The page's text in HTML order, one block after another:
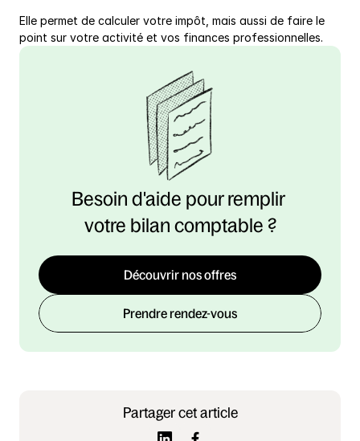
Partager cet article
Elle permet de calculer votre impôt, mais aussi de faire le
point sur votre activité et vos finances professionnelles.
Besoin d'aide pour remplir
votre bilan comptable ?
Découvrir nos offres
Prendre rendez-vous